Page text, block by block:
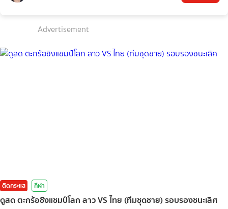
Advertisement
ติดกระแส กีฬา
ดูสด ตะกร้อชิงแชมป์โลก ลาว VS ไทย (ทีมชุดชาย) รอบรองชนะเลิศ